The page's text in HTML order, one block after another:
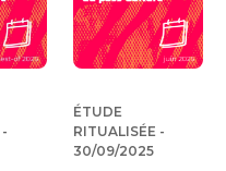
- PUBLIÉ LE
ÉTUDE
RITUALISÉE-
30/09/2025